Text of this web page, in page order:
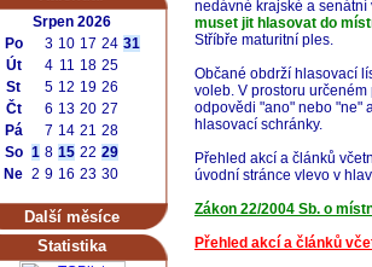
Srpen 2026
Po
3 10 17 24 31
Út
4 11 18 25
St
5 12 19 26
Čt
6 13 20 27
Pá
7 14 21 28
So 1 8 15 22 29
Ne 2 9 16 23 30
Další měsíce
Statistika
nedávné krajské a
muset jit hlasovat do
Stříbře maturitní ples.
Občané obdrží hlasovací
voleb. V prostoru
odpovědi "ano" nebo "ne"
hlasovací schránky.
Přehled akcí a článků
úvodní stránce vlevo v
Zákon 22/2004 Sb. o
Přehled akcí a článků